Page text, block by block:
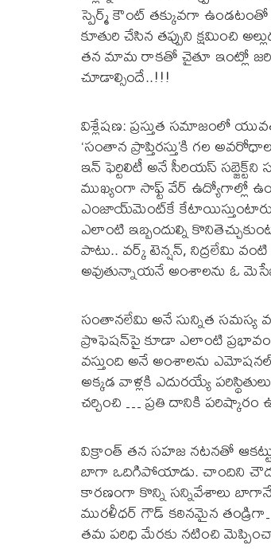
స్పెర్మ్ కౌంట్ తక్కువగా ఉండటంతో
కూతురి చేసిన తప్పుని క్షమించి
తన మామ రాకతో చైతూ ఇంట్లో
చూడాల్సిందే..!!!
విశ్లేషణ: ప్రస్తుత సమాజంలో
‘సంతాన ప్రాప్తిరస్తు’కి గల
ఇన్ ఫెర్టిలిటీ అనే సీరియస్
ముఖ్యంగా సాఫ్ట్ వేర్ ఉద్యోగాల్లో
ఎంజాయ్‌‌మెంట్‌కే
ఎలాంటి ఇబ్బందుల్ని
పాటు.. వర్క్ టెన్షన్, నిద్రలేమి
అవుతున్నాయనే అంశాలను ఓ
సంతానలేమి అనే సున్నిత సమస్య
ప్రొఫెషన్‌పై కూడా ఎలాంటి
వస్తుంది అనే అంశాలను
అక్కడ వాళ్లకి ఎదురయ్యే
చర్చించి … ప్రతి దానికి పరిష్కారం
విక్రాంత్ తన సహజ నటనతో
బాగా ఒదిగిపోయాడు. చాందిని
కారణంగా కొన్ని సన్నివేశాలు
మురళీధర్ గౌడ్ కఠినమైన
తమ పరిధి మేరకు నటించి